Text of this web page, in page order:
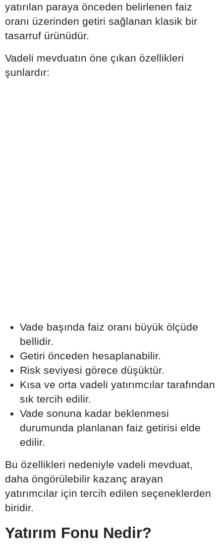
yatırılan paraya önceden belirlenen faiz
oranı üzerinden getiri sağlanan klasik bir
tasarruf ürünüdür.
Vadeli mevduatın öne çıkan özellikleri
şunlardır:
Vade başında faiz oranı büyük ölçüde
bellidir.
Getiri önceden hesaplanabilir.
Risk seviyesi görece düşüktür.
Kısa ve orta vadeli yatırımcılar tarafından
sık tercih edilir.
Vade sonuna kadar beklenmesi
durumunda planlanan faiz getirisi elde
edilir.
Bu özellikleri nedeniyle vadeli mevduat,
daha öngörülebilir kazanç arayan
yatırımcılar için tercih edilen seçeneklerden
biridir.
Yatırım Fonu Nedir?